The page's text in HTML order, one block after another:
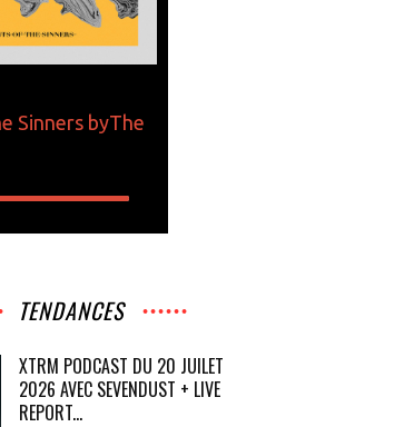
TENDANCES
XTRM PODCAST DU 20 JUILET
2026 AVEC SEVENDUST + LIVE
REPORT...